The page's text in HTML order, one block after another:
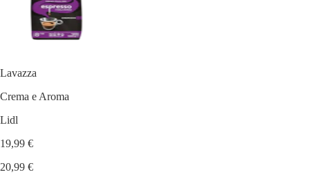
Lavazza
Crema e Aroma
Lidl
19,99 €
20,99 €